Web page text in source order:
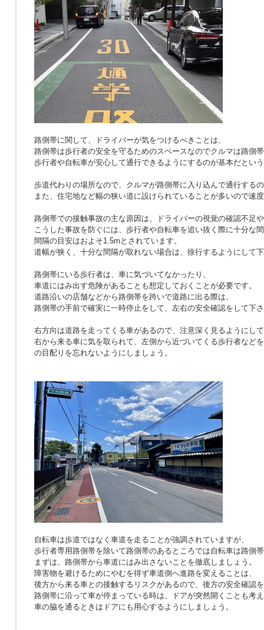
路側帯に関して、ドライバーが気をつけるべきことは、
路側帯は歩行者の安全を守るためのスペースなのでクルマは路側
歩行者や自転車が安心して通行できるようにするのが基本だとい
歩道代わりの場所なので、クルマが路側帯に入り込んで通行する
また、住宅地など幅の狭い道に設けられていることが多いので速
路側帯での接触事故の主な原因は、ドライバーの視覚の確認不足
こうした事故を防ぐには、歩行者や自転車を追い抜く際に十分な
間隔の目安はおよそ1.5mとされています。
道幅が狭く、十分な間隔が取れない場合は、徐行するようにして
路側帯にいる歩行者は、車に気づいてなかったり、
車道にはみ出す危険があることも想定しておくことが必要です。
道路沿いの店舗などから路側帯を跨いで道路に出る際は、
路側帯の手前で確実に一時停止をして、左右の安全確認をして下
右方向は道路を走ってくる車があるので、注意深く見るようにし
右から来る車に気を取られて、左側から近づいてくる歩行者など
の目配りを忘れないようにしましょう。
自転車は歩道ではなく車道を走ることが強調されていますが、
歩行者専用路側帯を除いて路側帯のあるところでは自転車は路側
まずは、路側帯から車道にはみ出さないことを徹底しましょう。
障害物を避けるためにやむを得ず車道側へ進路を変えることは、
後方から来る車との接触するリスクがあるので、後方の安全確認
路側帯に沿って車が停まっている時は、ドアが突然開くことも考
車の脇を通るときはドアにも用心するようにしましょう。